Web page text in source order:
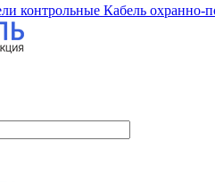
контрольные Кабель охранно-